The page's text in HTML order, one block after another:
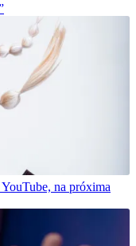
na próxima